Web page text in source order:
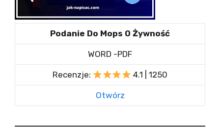
Podanie Do Mops O Żywność
WORD -PDF
Recenzje: 4.1 | 1250
Otwórz